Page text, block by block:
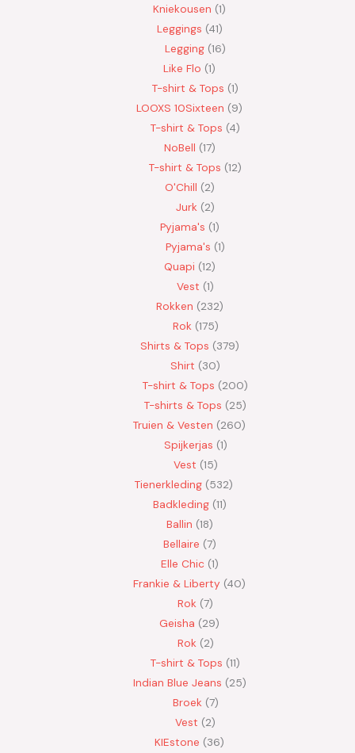
Kniekousen 1
Leggings 41
Legging 16
Like Flo 1
T-shirt & Tops 1
LOOXS 10Sixteen
9
T-shirt & Tops 4
NoBell 17
T-shirt & Tops 12
O'Chill 2
Jurk 2
Pyjama's 1
Pyjama's 1
Quapi 12
Vest 1
Rokken 232
Rok 175
Shirts & Tops 379
Shirt
30
T-shirt & Tops
200
T-shirts & Tops
25
Truien & Vesten
260
Spijkerjas 1
Vest 15
Tienerkleding 532
Badkleding 11
Ballin 18
Bellaire 7
Elle Chic 1
Frankie & Liberty 40
Rok 7
Geisha
29
Rok 2
T-shirt & Tops 11
Indian Blue Jeans 25
Broek 7
Vest
2
KIEstone
36